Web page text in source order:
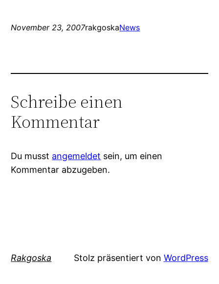
November 23, 2007rakgoskaNews
Schreibe einen
Kommentar
Du musst angemeldet sein, um einen
Kommentar abzugeben.
Rakgoska Stolz präsentiert von WordPress